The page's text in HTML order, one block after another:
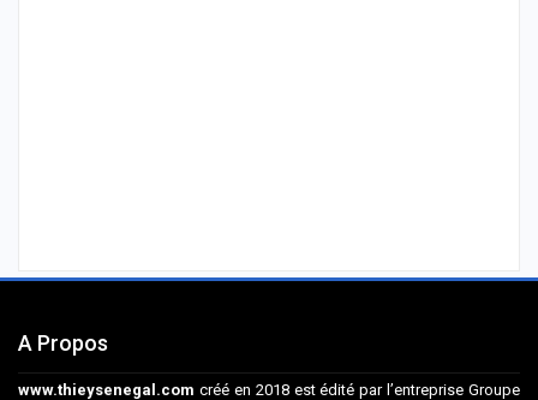
A Propos
www.thieysenegal.com créé en 2018 est édité par l’entreprise Groupe